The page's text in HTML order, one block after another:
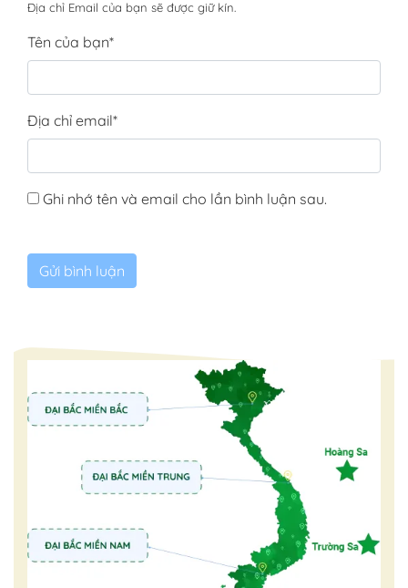
Địa chỉ Email của bạn sẽ được giữ kín.
Tên của bạn*
Địa chỉ email*
Ghi nhớ tên và email cho lần bình luận sau.